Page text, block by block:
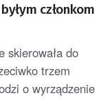
członkom
skierowała do
trzem
o wyrządzenie